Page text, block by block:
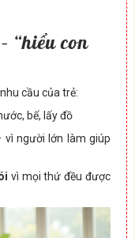
“hiểu con
cầu của trẻ:
bế, lấy đồ
vì người lớn làm giúp
vì mọi thứ đều được